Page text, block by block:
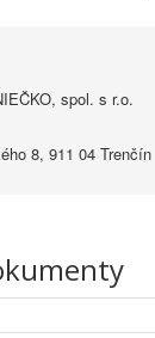
spol. s r.o.
8, 911 04 Trenčín